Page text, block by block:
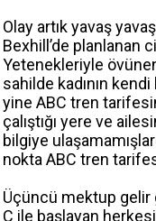
Olay artık yavaş
Bexhill’de planlanan
Yetenekleriyle
sahilde kadının
yine ABC tren
çalıştığı yere ve
bilgiye
nokta ABC tren
Üçüncü mektup gelir
C ile başlayan